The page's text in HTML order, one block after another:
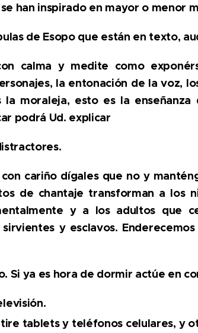
han inspirado en mayor o menor
de Esopo que están en texto,
calma y medite como
la entonación de la voz,
moraleja, esto es la
podrá Ud. explicar
cariño dígales que no y
de chantaje transforman a los
y a los adultos que
sirvientes y esclavos.
Si ya es hora de dormir actúe en
tablets y teléfonos celulares, y